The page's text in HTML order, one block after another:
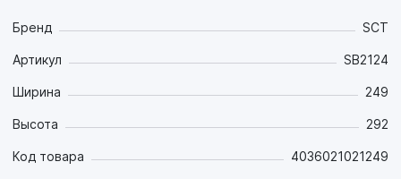
Бренд SCT
Артикул SB2124
Ширина 249
Высота 292
Код товара 4036021021249